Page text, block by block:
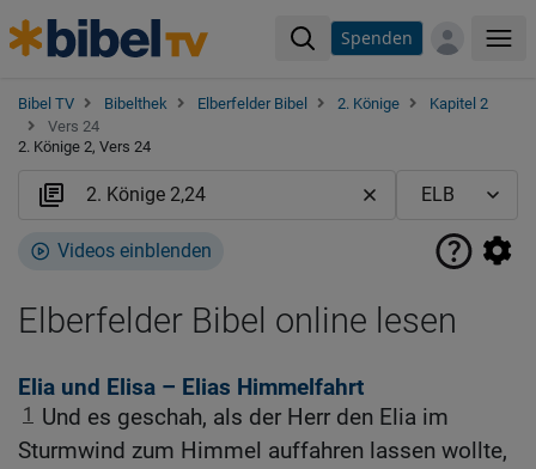
Spenden
Bibel TV Bibelthek Elberfelder Bibel 2. Könige
Kapitel 2
Vers 24
2. Könige 2, Vers 24
Videos einblenden
Elberfelder Bibel online lesen
Elia und Elisa – Elias Himmelfahrt
1
Und es geschah, als der Herr den Elia im
Sturmwind zum Himmel auffahren lassen wollte,